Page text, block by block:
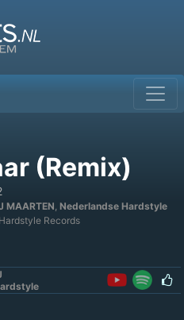
(Remix)
MAARTEN, Nederlandse Hardstyle
Records